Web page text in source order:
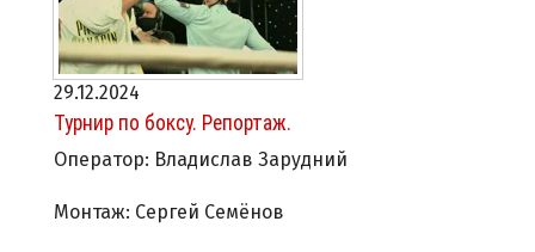
29.12.2024
Турнир по боксу. Репортаж.
Оператор: Владислав Зарудний
Монтаж: Сергей Семёнов